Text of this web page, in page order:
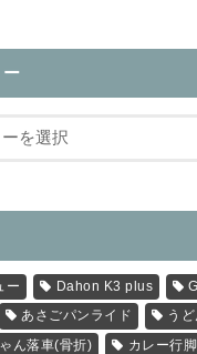
ー
ー Dahon K3 plus
あさごパンライド
う
ん落車(骨折)
カレー行脚